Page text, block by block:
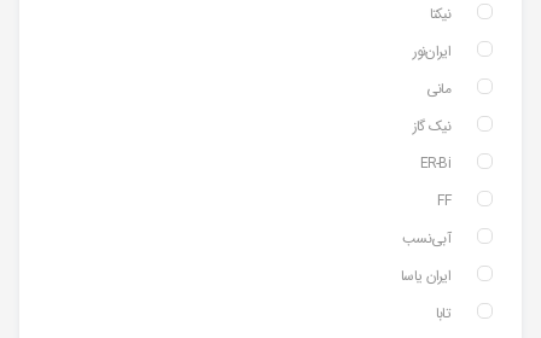
نیکتا
ایران‌نور
مانی
نیک گاز
ER-Bi
FF
آبی‌نسب
ایران یاسا
تابا